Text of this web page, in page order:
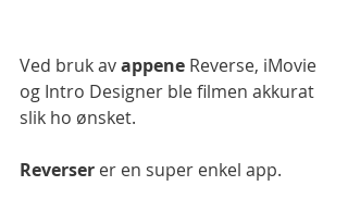
Ved bruk av appene Reverse, iMovie
og Intro Designer ble filmen akkurat
slik ho ønsket.
Reverser er en super enkel app.